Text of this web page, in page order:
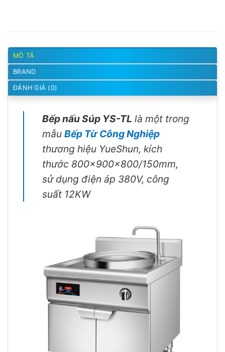
MÔ TẢ
BRAND
ĐÁNH GIÁ (0)
Bếp nấu Súp YS-TL là một trong
mẫu Bếp Từ Công Nghiệp
thương hiệu YueShun, kích
thước 800x900x800/150mm,
sử dụng điện áp 380V, công
suất 12KW